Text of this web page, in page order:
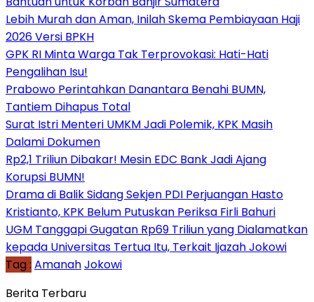
Lebih Murah dan Aman, Inilah Skema Pembiayaan Haji
2026 Versi BPKH
GPK RI Minta Warga Tak Terprovokasi: Hati-Hati
Pengalihan Isu!
Prabowo Perintahkan Danantara Benahi BUMN,
Tantiem Dihapus Total
Surat Istri Menteri UMKM Jadi Polemik, KPK Masih
Dalami Dokumen
Rp2,1 Triliun Dibakar! Mesin EDC Bank Jadi Ajang
Korupsi BUMN!
Drama di Balik Sidang Sekjen PDI Perjuangan Hasto
Kristianto, KPK Belum Putuskan Periksa Firli Bahuri
UGM Tanggapi Gugatan Rp69 Triliun yang Dialamatkan
kepada Universitas Tertua Itu, Terkait Ijazah Jokowi
Tag : AmanahJokowi
Berita Terbaru